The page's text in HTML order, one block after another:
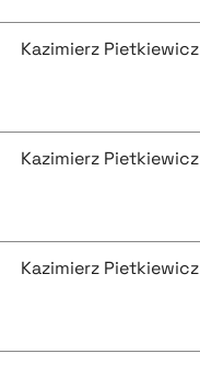
Kazimierz Pietkiewicz
Kazimierz Pietkiewicz
Kazimierz Pietkiewicz